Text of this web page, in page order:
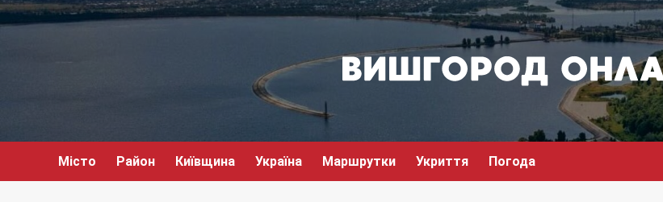
Перейти
до
Місто Район Київщина Україна Маршрутки Укриття Погода